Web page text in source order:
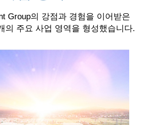
Group의 강점과 경험을 이어받은
의 주요 사업 영역을 형성했습니다.